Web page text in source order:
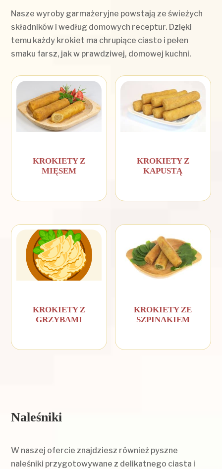
Nasze wyroby garmażeryjne powstają ze świeżych
składników i według domowych receptur. Dzięki
temu każdy krokiet ma chrupiące ciasto i pełen
smaku farsz, jak w prawdziwej, domowej kuchni.
KROKIETY Z
MIĘSEM
KROKIETY Z
KAPUSTĄ
KROKIETY Z
GRZYBAMI
KROKIETY ZE
SZPINAKIEM
Naleśniki
W naszej ofercie znajdziesz również pyszne
naleśniki przygotowywane z delikatnego ciasta i